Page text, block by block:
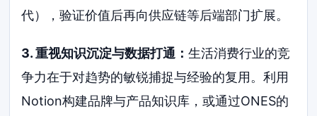
代），验证价值后再向供应链等后端部门扩展。
3. 重视知识沉淀与数据打通：生活消费行业的竞
争力在于对趋势的敏锐捕捉与经验的复用。利用
Notion构建品牌与产品知识库，或通过ONES的